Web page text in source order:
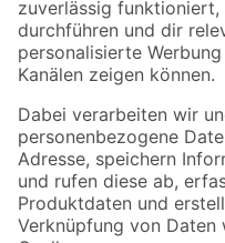
Zur Newsletter
Folge uns
Zahlungsarten